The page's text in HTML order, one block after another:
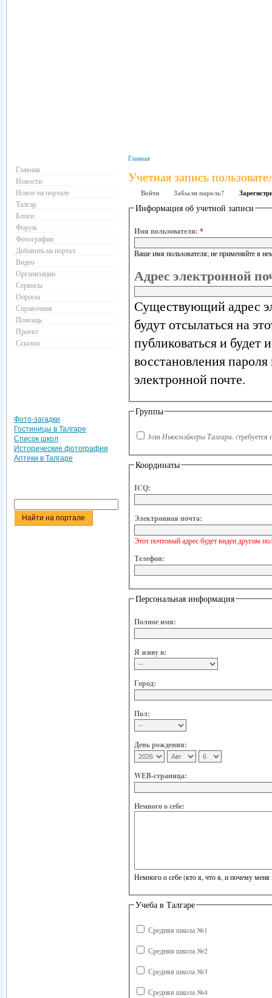
Главная
Учетная запись
Войти Забыли пароль?
Информация об учетной записи
Имя пользователя: *
Ваше имя пользователя; не применяйте в
Адрес электронной
Существующий адрес
будут отсылаться на
публиковаться и
восстановления
электронной почте.
Группы
Join Ньюсмэйкеры Талгара. (требуется
Координаты
ICQ:
Электронная почта:
Этот почтовый адрес будет виден другим
Телефон:
Персональная информация
Полное имя:
Я живу в:
Город:
Пол:
День рождения:
WEB-страница:
Немного о себе:
Немного о себе (кто я, что я, и почему
Учеба в Талгаре
Средняя школа №1
Средняя школа №2
Средняя школа №3
Средняя школа №4
Главная
Новости
Новое на портале
Талгар
Блоги
Форум
Фотографии
Добавить на портал
Видео
Организации
Сервисы
Опросы
Справочная
Помощь
Проект
Ссылки
Фото-загадки
Гостиницы в Талгаре
Список школ
Исторические фотографии
Аптеки в Талгаре